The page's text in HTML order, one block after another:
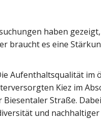
haben
braucht es eine
Aufenthaltsqualität im
Kiez im
Straße.
und